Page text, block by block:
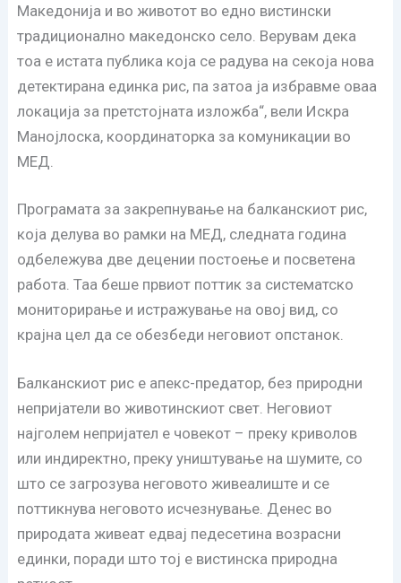
Македонија и во животот во едно вистински
традиционално македонско село. Верувам дека
тоа е истата публика која се радува на секоја нова
детектирана единка рис, па затоа ја избравме оваа
локација за претстојната изложба“, вели Искра
Манојлоска, координаторка за комуникации во
МЕД.
Програмата за закрепнување на балканскиот рис,
која делува во рамки на МЕД, следната година
одбележува две децении постоење и посветена
работа. Таа беше првиот поттик за систематско
мониторирање и истражување на овој вид, со
крајна цел да се обезбеди неговиот опстанок.
Балканскиот рис е апекс-предатор, без природни
непријатели во животинскиот свет. Неговиот
најголем непријател е човекот – преку криволов
или индиректно, преку уништување на шумите, со
што се загрозува неговото живеалиште и се
поттикнува неговото исчезнување. Денес во
природата живеат едвај педесетина возрасни
единки, поради што тој е вистинска природна